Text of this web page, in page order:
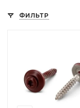
ФИЛЬТР